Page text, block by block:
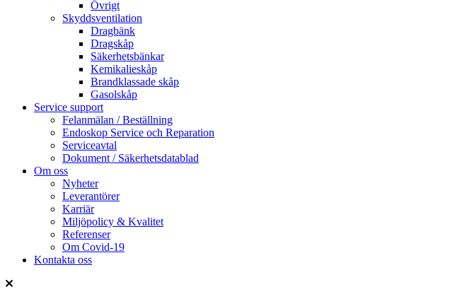
Övrigt
Skyddsventilation
Dragbänk
Dragskåp
Säkerhetsbänkar
Kemikalieskåp
Brandklassade skåp
Gasolskåp
Service support
Felanmälan / Beställning
Endoskop Service och Reparation
Serviceavtal
Dokument / Säkerhetsdatablad
Om oss
Nyheter
Leverantörer
Karriär
Miljöpolicy & Kvalitet
Referenser
Om Covid-19
Kontakta oss